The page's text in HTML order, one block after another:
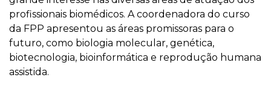
profissionais biomédicos. A coordenadora do curso
da FPP apresentou as áreas promissoras para o
futuro, como biologia molecular, genética,
biotecnologia, bioinformática e reprodução humana
assistida.